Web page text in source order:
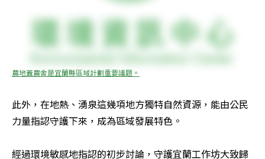
農地蓋農舍是宜蘭縣區域計劃重要議題。
此外，在地熱、湧泉這幾項地方獨特自然資源，能由公民
力量指認守護下來，成為區域發展特色。
經過環境敏感地指認的初步討論，守護宜蘭工作坊大致歸